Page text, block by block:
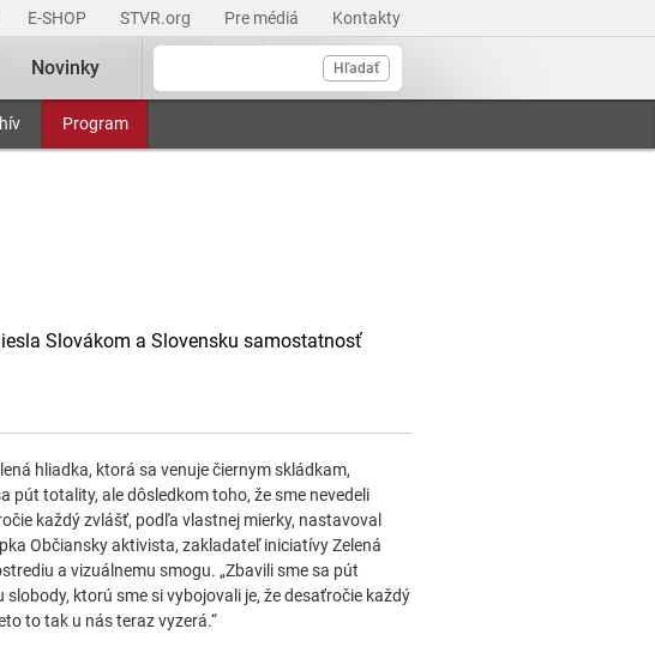
E-SHOP STVR.org Pre médiá Kontakty
Hľadať
Program
Novinky
Slovákom a Slovensku samostatnosť
hliadka, ktorá sa venuje čiernym skládkam,
pút totality, ale dôsledkom toho, že sme nevedeli
každý zvlášť, podľa vlastnej mierky, nastavoval
Občiansky aktivista, zakladateľ iniciatívy Zelená
a vizuálnemu smogu. „Zbavili sme sa pút
ktorú sme si vybojovali je, že desaťročie každý
to tak u nás teraz vyzerá.“